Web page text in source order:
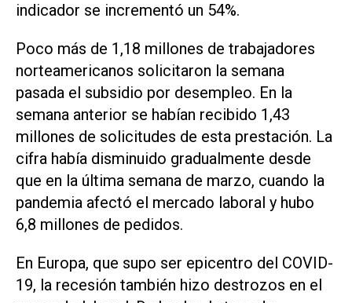
indicador se incrementó un 54%.
Poco más de 1,18 millones de trabajadores
norteamericanos solicitaron la semana
pasada el subsidio por desempleo. En la
semana anterior se habían recibido 1,43
millones de solicitudes de esta prestación. La
cifra había disminuido gradualmente desde
que en la última semana de marzo, cuando la
pandemia afectó el mercado laboral y hubo
6,8 millones de pedidos.
En Europa, que supo ser epicentro del COVID-
19, la recesión también hizo destrozos en el